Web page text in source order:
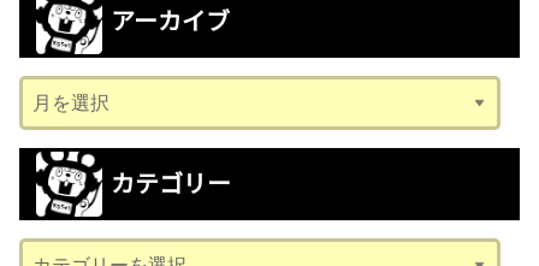
アーカイブ
ー
カ
ブ
カテゴリー